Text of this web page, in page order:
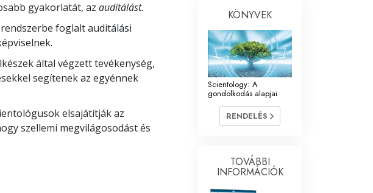
A tanulás technológiája
Kommunikáció
gyakorlatát, az auditálást.
foglalt auditálási
által végzett tevékenység,
segítenek az egyénnek
elsajátítják az
szellemi megvilágosodást és
KÖNYVEK
Scientology: A
gondolkodás alapjai
RENDELÉS
TOVÁBBI
INFORMÁCIÓK